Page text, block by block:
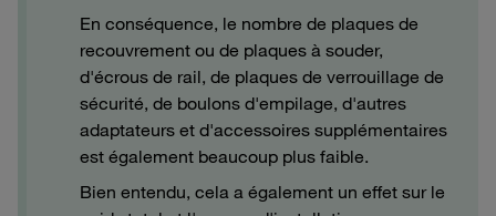
En conséquence, le nombre de plaques de
recouvrement ou de plaques à souder,
d'écrous de rail, de plaques de verrouillage de
sécurité, de boulons d'empilage, d'autres
adaptateurs et d'accessoires supplémentaires
est également beaucoup plus faible.
Bien entendu, cela a également un effet sur le